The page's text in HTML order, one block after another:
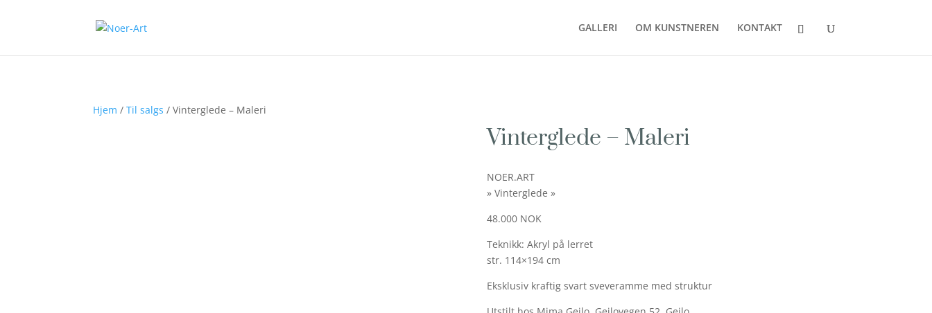
GALLERI OM KUNSTNEREN KONTAKT
Hjem /Til salgs / Vinterglede – Maleri
Vinterglede – Maleri
NOER.ART
» Vinterglede »
48.000 NOK
Teknikk: Akryl på lerret
str. 114×194 cm
Eksklusiv kraftig svart sveveramme med struktur